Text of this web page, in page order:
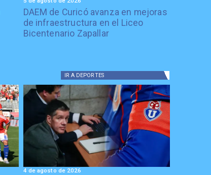
DAEM de Curicó avanza en mejoras
de infraestructura en el Liceo
Bicentenario Zapallar
IR A DEPORTES
4 de agosto de 2026